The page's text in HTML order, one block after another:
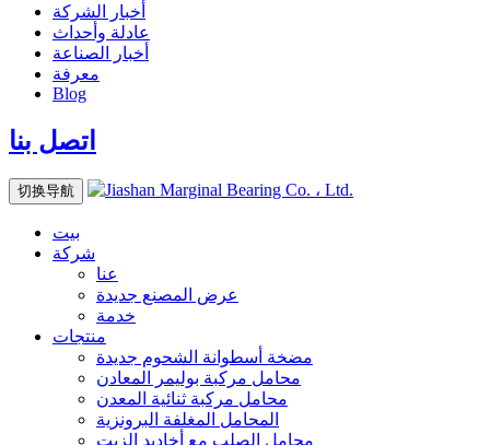
أخبار الشركة
عادلة وأحداث
أخبار الصناعة
معرفة
Blog
اتصل بنا
切换导航
بيت
شركة
عنا
عرض المصنع جديدة
خدمة
منتجات
مضخة أسطوانة الشحوم جديدة
محامل مركبة بوليمر المعادن
محامل مركبة ثنائية المعدن
المحامل المغلفة البرونزية
محامل الصلب مع أخاديد الزيت